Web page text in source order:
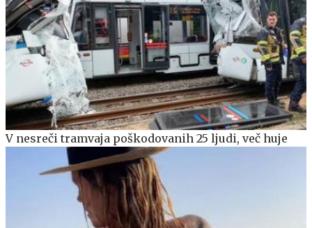
V nesreči tramvaja poškodovanih 25 ljudi, več huje